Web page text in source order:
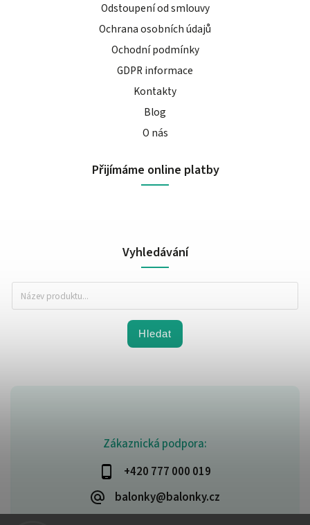
Zákaznická podpora:
+420 777 000 019
balonky@balonky.cz
Odstoupení od smlouvy
Ochrana osobních údajů
Ochodní podmínky
GDPR informace
Kontakty
Blog
O nás
Přijímáme online platby
Vyhledávání
Hledat